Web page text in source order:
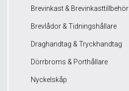
Brevinkast & Brevinkasttillbehör
Brevlådor & Tidningshållare
Draghandtag & Tryckhandtag
Dörrbroms & Porthållare
Nyckelskåp